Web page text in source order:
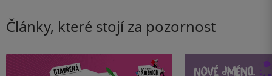
Články, které stojí za pozornost